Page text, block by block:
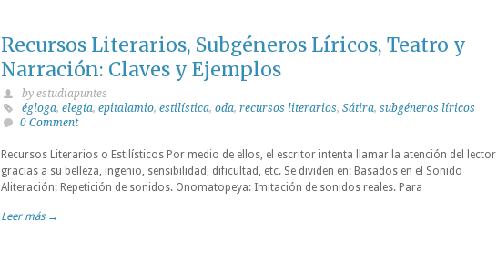
Recursos Literarios, Subgéneros Líricos, Teatro y
Narración: Claves y Ejemplos
by estudiapuntes
égloga, elegía, epitalamio, estilística, oda, recursos literarios, Sátira, subgéneros líricos
0 Comment
Recursos Literarios o Estilísticos Por medio de ellos, el escritor intenta llamar la atención del lector
gracias a su belleza, ingenio, sensibilidad, dificultad, etc. Se dividen en: Basados en el Sonido
Aliteración: Repetición de sonidos. Onomatopeya: Imitación de sonidos reales. Para
Leer más →